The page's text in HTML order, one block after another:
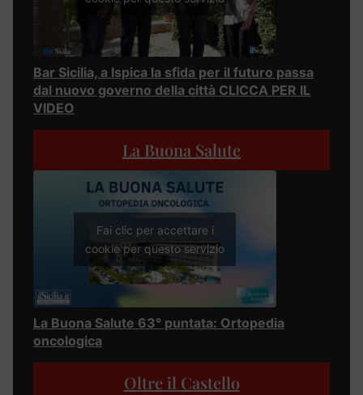
Bar Sicilia, a Ispica la sfida per il futuro passa
dal nuovo governo della città CLICCA PER IL
VIDEO
La Buona Salute
Fai clic per accettare i
cookie per questo servizio
La Buona Salute 63° puntata: Ortopedia
oncologica
Oltre il Castello